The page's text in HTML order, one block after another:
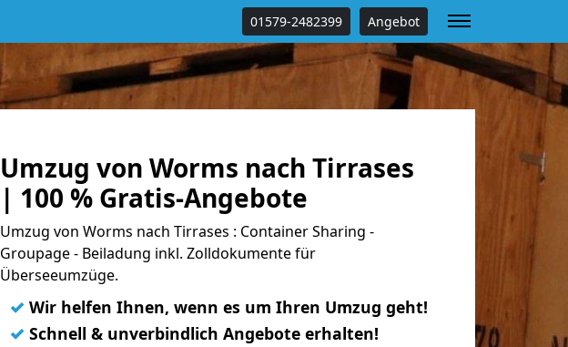
01579-2482399 Angebot
Umzug von Worms nach Tirrases
| 100 % Gratis-Angebote
Umzug von Worms nach Tirrases : Container Sharing -
Groupage - Beiladung inkl. Zolldokumente für
Überseeumzüge.
✓ Wir helfen Ihnen, wenn es um Ihren Umzug geht!
✓ Schnell & unverbindlich Angebote erhalten!